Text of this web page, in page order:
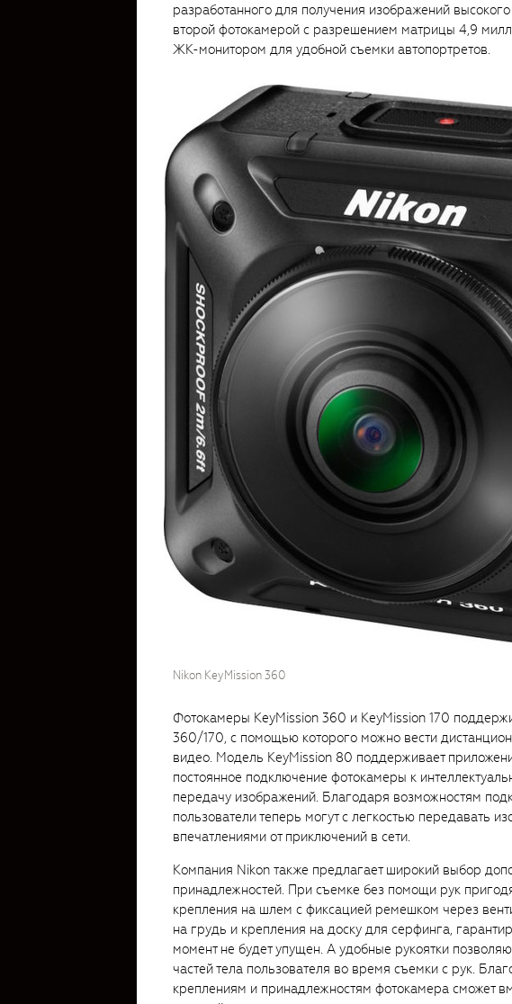
разработанного для получения изображений
второй фотокамерой с разрешением матрицы 4,9
ЖК-монитором для удобной съемки автопортретов.
Nikon KeyMission 360
Фотокамеры KeyMission 360 и KeyMission 170
360/170, с помощью которого можно вести
видео. Модель KeyMission 80 поддерживает
постоянное подключение фотокамеры к
передачу изображений. Благодаря возможностям
пользователи теперь могут с легкостью передавать
впечатлениями от приключений в сети.
Компания Nikon также предлагает широкий выбор
принадлежностей. При съемке без помощи рук
крепления на шлем с фиксацией ремешком через
на грудь и крепления на доску для серфинга,
момент не будет упущен. А удобные рукоятки
частей тела пользователя во время съемки с рук.
креплениям и принадлежностям фотокамера сможет